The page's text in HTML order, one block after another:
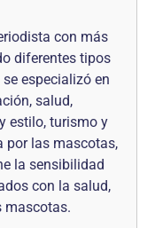
con más
diferentes tipos
especializó en
salud,
estilo, turismo y
por las mascotas,
la sensibilidad
con la salud,
mascotas.